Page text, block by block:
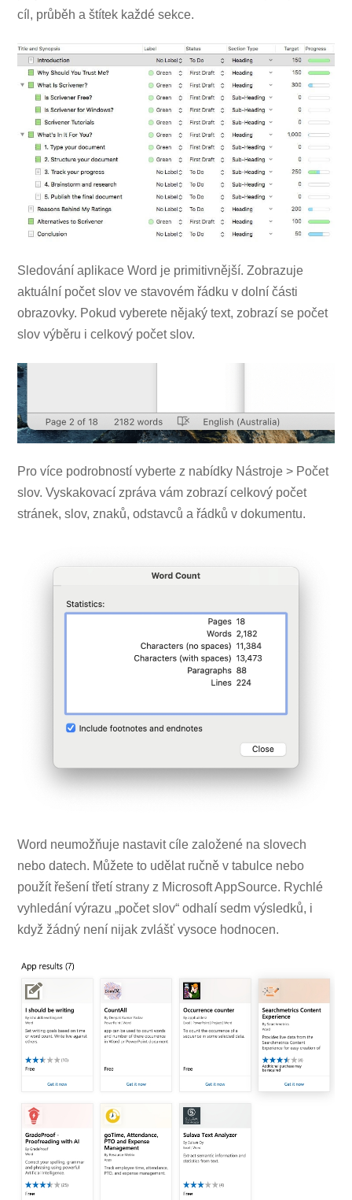
cíl, průběh a štítek každé sekce.
Sledování aplikace Word je primitivnější. Zobrazuje
aktuální počet slov ve stavovém řádku v dolní části
obrazovky. Pokud vyberete nějaký text, zobrazí se počet
slov výběru i celkový počet slov.
Pro více podrobností vyberte z nabídky Nástroje > Počet
slov. Vyskakovací zpráva vám zobrazí celkový počet
stránek, slov, znaků, odstavců a řádků v dokumentu.
Word neumožňuje nastavit cíle založené na slovech
nebo datech. Můžete to udělat ručně v tabulce nebo
použít řešení třetí strany z Microsoft AppSource. Rychlé
vyhledání výrazu „počet slov“ odhalí sedm výsledků, i
když žádný není nijak zvlášť vysoce hodnocen.